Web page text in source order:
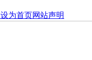
设为首页网站声明